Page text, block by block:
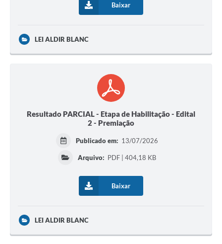
Baixar
LEI ALDIR BLANC
Resultado PARCIAL - Etapa de Habilitação - Edital
2 - Premiação
Publicado em: 13/07/2026
Arquivo: PDF | 404,18 KB
Baixar
LEI ALDIR BLANC